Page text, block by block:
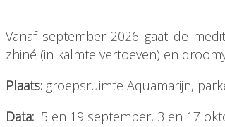
Vanaf september 2026 gaat de
zhiné (in kalmte vertoeven) en
Plaats: groepsruimte Aquamarijn,
Data: 5 en 19 september, 3 en 17